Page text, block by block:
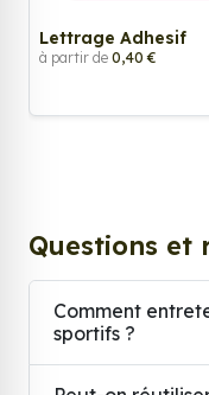
Lettrage Adhesif
à partir de 0,40 €
Questions et
Comment
sportifs ?